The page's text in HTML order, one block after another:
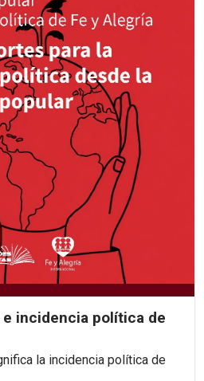
incidencia política de
la incidencia política de